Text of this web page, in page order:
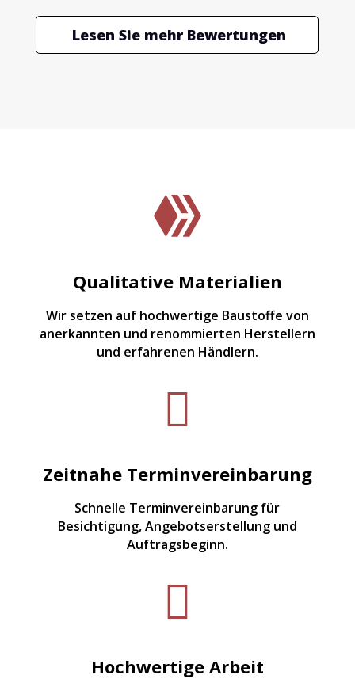
Lesen Sie mehr Bewertungen

Qualitative Materialien
Wir setzen auf hochwertige Baustoffe von
anerkannten und renommierten Herstellern
und erfahrenen Händlern.

Zeitnahe Terminvereinbarung
Schnelle Terminvereinbarung für
Besichtigung, Angebotserstellung und
Auftragsbeginn.

Hochwertige Arbeit